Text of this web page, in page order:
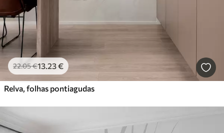
22.05€13 .23€
Relva, folhas pontiagudas